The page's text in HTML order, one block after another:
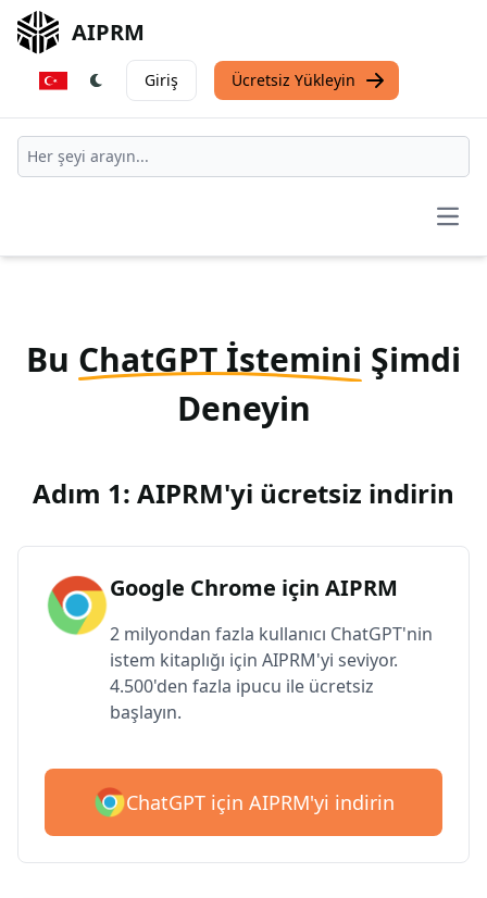
AIPRM
Giriş Ücretsiz Yükleyin
Bu ChatGPT İstemini Şimdi
Deneyin
Adım 1: AIPRM'yi ücretsiz indirin
Google Chrome için AIPRM
2 milyondan fazla kullanıcı ChatGPT'nin
istem kitaplığı için AIPRM'yi seviyor.
4.500'den fazla ipucu ile ücretsiz
başlayın.
ChatGPT için AIPRM'yi indirin